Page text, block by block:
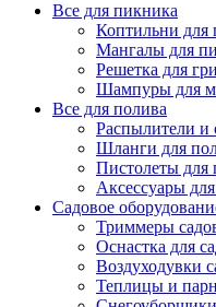
Все для пикника
Коптильни для
Мангалы для
Решетка для
Шампуры для
Все для полива
Распылители и
Шланги для
Пистолеты для
Аксессуары
Садовое
Триммеры
Оснастка для
Воздуходувки
Теплицы и